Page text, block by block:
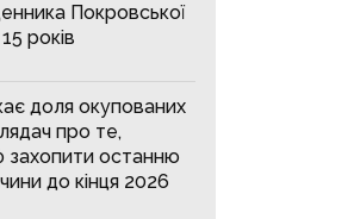
Покровської
років
доля окупованих
про те,
захопити останню
до кінця 2026